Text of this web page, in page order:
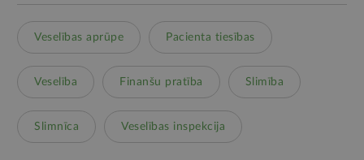
Veselības aprūpe Pacienta tiesības
Veselība Finanšu pratība Slimība
Slimnīca Veselības inspekcija